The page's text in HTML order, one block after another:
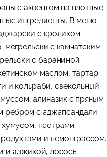
с акцентом на плотные
ингредиенты. В меню
с кроликом
мегрельски с камчатским
с бараниной
маслом, тартар
и кольраби, свекольный
алиназик с пряным
ребром с аджапсандали
пастрами
и лемонграссом,
и аджикой, лосось